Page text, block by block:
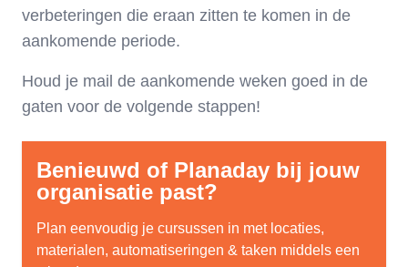
verbeteringen die eraan zitten te komen in de
aankomende periode.
Houd je mail de aankomende weken goed in de
gaten voor de volgende stappen!
Benieuwd of Planaday bij jouw
organisatie past?
Plan eenvoudig je cursussen in met locaties,
materialen, automatiseringen & taken middels een